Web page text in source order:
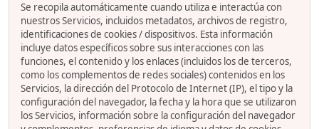
Se recopila automáticamente cuando utiliza e interactúa con
nuestros Servicios, incluidos metadatos, archivos de registro,
identificaciones de cookies / dispositivos. Esta información
incluye datos específicos sobre sus interacciones con las
funciones, el contenido y los enlaces (incluidos los de terceros,
como los complementos de redes sociales) contenidos en los
Servicios, la dirección del Protocolo de Internet (IP), el tipo y la
configuración del navegador, la fecha y la hora que se utilizaron
los Servicios, información sobre la configuración del navegador